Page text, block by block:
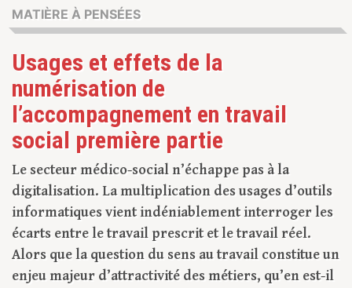
MATIÈRE À PENSÉES
Usages et effets de la
numérisation de
l’accompagnement en travail
social première partie
Le secteur médico-social n’échappe pas à la
digitalisation. La multiplication des usages d’outils
informatiques vient indéniablement interroger les
écarts entre le travail prescrit et le travail réel.
Alors que la question du sens au travail constitue un
enjeu majeur d’attractivité des métiers, qu’en est-il